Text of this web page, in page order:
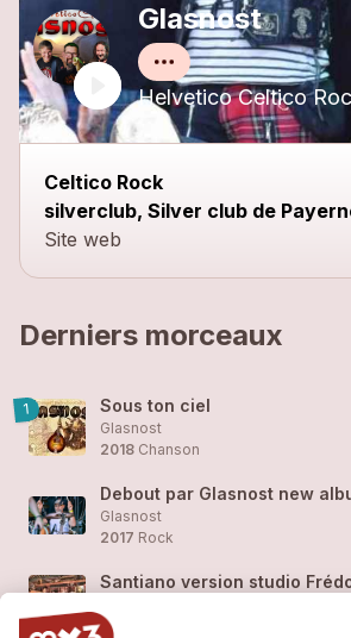
Glasnost
Helvetico Celtico
Celtico Rock
silverclub, Silver club de
Site web
Derniers morceaux
1 Sous ton ciel
Glasnost
2018 Chanson
Glasnost
2017 Rock
Santiano version studio
2017